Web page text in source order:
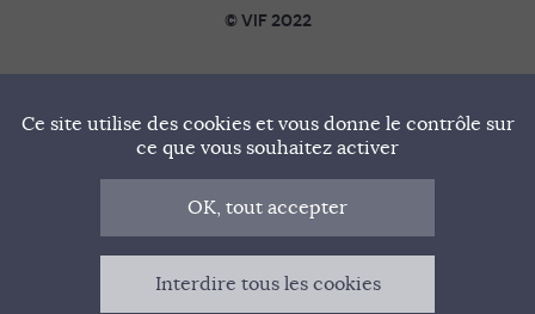
© VIF 2022
SOUTENIR VIF
NOTRE MANIFESTE
QUI SOMMES-NOUS ?
MENTIONS LÉGALES
Ce site utilise des cookies et vous donne le contrôle sur
ce que vous souhaitez activer
OK, tout accepter
Interdire tous les cookies